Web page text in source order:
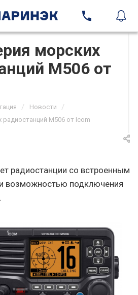
морских
M506 от
/ Новости /
M506 от Icom
радиостанции со встроенным
возможностью подключения